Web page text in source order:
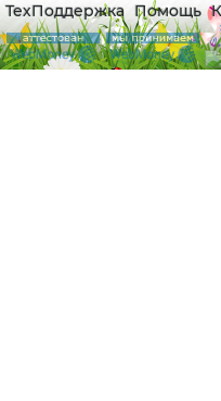
ТехПоддержка Помощь